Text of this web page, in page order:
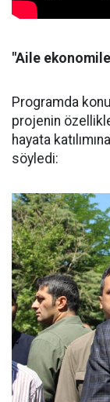
"Aile
Programda
projenin
hayata
söyledi: